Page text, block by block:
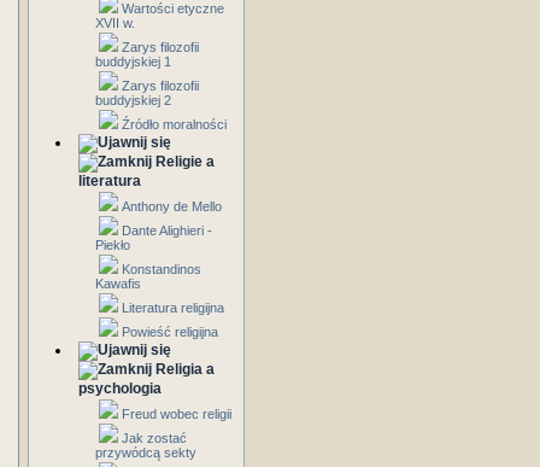
Wartości etyczne
XVII w.
Zarys filozofii
buddyjskiej 1
Zarys filozofii
buddyjskiej 2
Źródło moralności
Religie a
literatura
Anthony de Mello
Dante Alighieri -
Piekło
Konstandinos
Kawafis
Literatura religijna
Powieść religijna
Religia a
psychologia
Freud wobec religii
Jak zostać
przywódcą sekty